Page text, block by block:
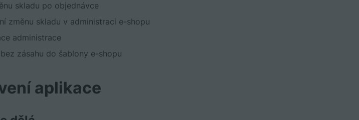
skladu po objednávce
změnu skladu v administraci e-shopu
administrace
zásahu do šablony e-shopu
aplikace